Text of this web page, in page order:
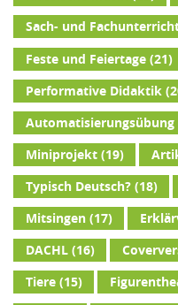
Sach- und
Feste und Feiertage(21)
Performative Didaktik
Automatisierungsübung
Miniprojekt(19)
Typisch Deutsch?(18)
Mitsingen(17)
DACHL(16)
Tiere(15)